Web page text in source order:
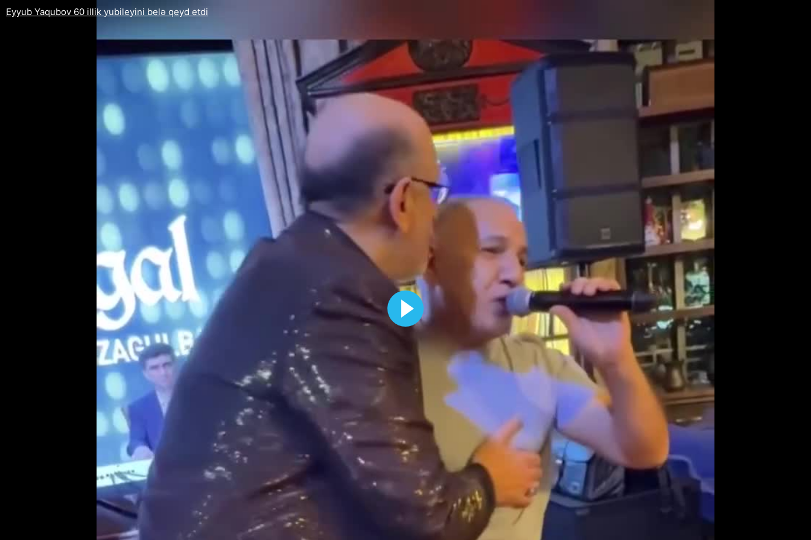
Eyyub Yaqubov 60 illik yubileyini belə qeyd etdi